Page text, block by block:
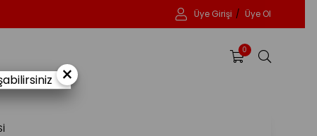
Üye Girişi Üye Ol
0
×